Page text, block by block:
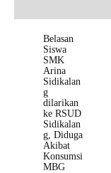
Belasan
Siswa
SMK
Arina
Sidikalan
g
dilarikan
ke RSUD
Sidikalan
g, Diduga
Akibat
Konsumsi
MBG